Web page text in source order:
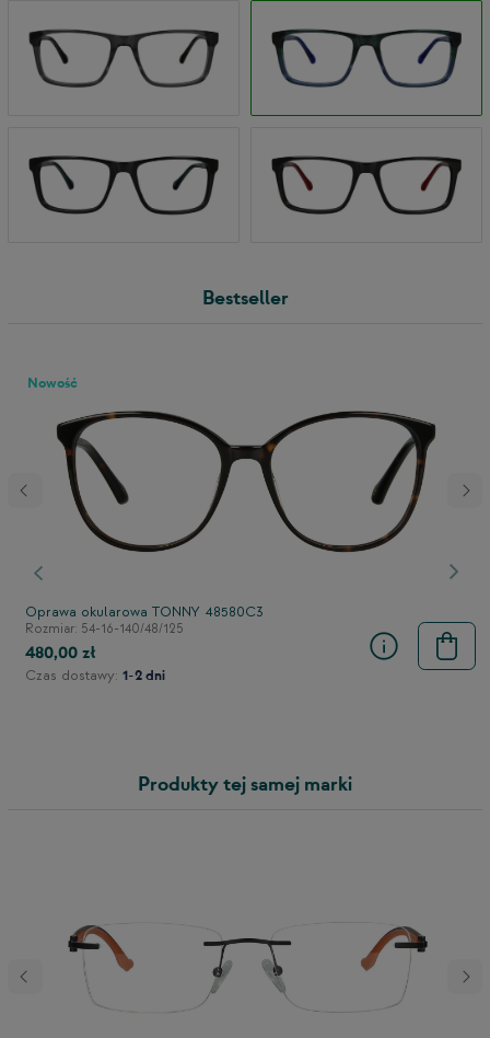
Bestseller
Poprzedni
Nowość
Oprawa okularowa TONNY 48580C3
Rozmiar: 54-16-140/48/125
480,00 zł
Czas dostawy: 1-2 dni
Produkty tej samej marki